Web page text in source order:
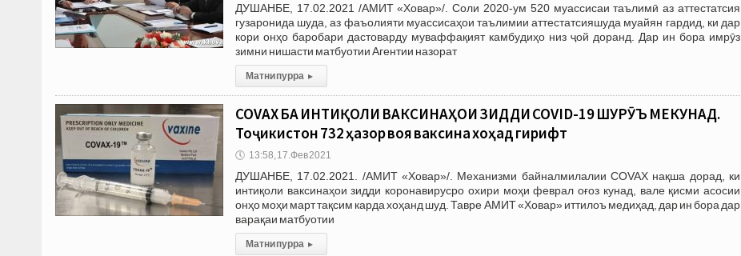
ДУШАНБЕ, 17.02.2021 /АМИТ «Ховар»/. Соли 2020-ум 520 муассисаи таълимӣ аз аттестатсия
гузаронида шуда, аз фаъолияти муассисаҳои таълимии аттестатсияшуда муайян гардид, ки дар
кори онҳо баробари дастоварду муваффақият камбудиҳо низ ҷой доранд. Дар ин бора имрӯз
зимни нишасти матбуотии Агентии назорат
Матни пурра ▸
COVAX БА ИНТИҚОЛИ ВАКСИНАҲОИ ЗИДДИ COVID-19 ШУРӮЪ МЕКУНАД.
Тоҷикистон 732 ҳазор воя ваксина хоҳад гирифт
🕔 13:58, 17.Фев 2021
ДУШАНБЕ, 17.02.2021. /АМИТ «Ховар»/. Механизми байналмилалии COVAX нақша дорад, ки
интиқоли ваксинаҳои зидди коронавирусро охири моҳи феврал оғоз кунад, вале қисми асосии
онҳо моҳи март тақсим карда хоҳанд шуд. Тавре АМИТ «Ховар» иттилоъ медиҳад, дар ин бора дар
варақаи матбуотии
Матни пурра ▸